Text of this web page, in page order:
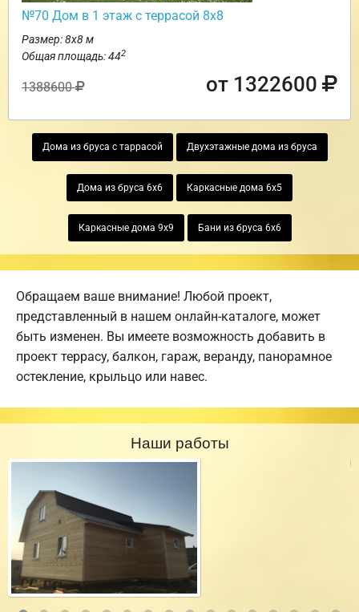
№70 Дом в 1 этаж с террасой 8х8
Размер: 8х8 м
Общая площадь: 442
1388600 от 1322600
Дома из бруса с таррасой Двухэтажные дома из бруса
Дома из бруса 6х6 Каркасные дома 6х5
Каркасные дома 9х9 Бани из бруса 6х6
Обращаем ваше внимание! Любой проект,
представленный в нашем онлайн-каталоге, может
быть изменен. Вы имеете возможность добавить в
проект террасу, балкон, гараж, веранду, панорамное
остекление, крыльцо или навес.
Наши работы